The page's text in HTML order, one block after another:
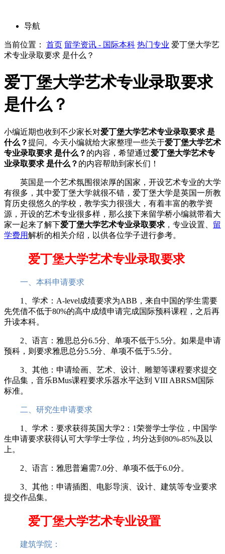
导航
当前位置： 首页 留学资讯 - 国际本科 热门专业 爱丁堡大学艺
术专业录取要求 是什么？
爱丁堡大学艺术专业录取要求
是什么？
小编近期也收到不少家长对爱丁堡大学艺术专业录取要求 是
什么？提问。今天小编就给大家整理一些关于爱丁堡大学艺术
专业录取要求 是什么？ 的内容，希望通过爱丁堡大学艺术专
业录取要求 是什么？ 的内容帮助到家长们！
英国是一个艺术氛围很浓厚的国家，开设艺术专业的大学
有很多，其中爱丁堡大学就很不错，爱丁堡大学是英国一所教
育历史很悠久的学校，教学实力很强大，有着丰富的教学资
源，开设的艺术专业很多样，那么接下来留学桥小编就带着大
家一起来了解下爱丁堡大学艺术专业录取要求 ，专业设置、 留
学费用解析的相关介绍，以供各位学子进行参考。
爱丁堡大学艺术专业录取要求
一、本科申请要求
1、学术：A-level成绩要求为ABB，来自中国的学生需要
先凭借不低于80%的高中成绩申请完成国际预科课程，之后再
升读本科。
2、语言：雅思总分6.5分、单项不低于5.5分。如果是申请
预科，则要求雅思总分5.5分、单项不低于5.5分。
3、其他：申请绘画、艺术、设计、雕塑等课程要求提交
作品集，音乐BMus课程要求乐器水平达到 VIII ABRSM国际
标准。
二、研究生申请要求
1、学术：要求获得英国大学2：1荣誉学士学位，中国学
生申请要求获得认可大学学士学位，均分达到80%-85%及以
上。
2、语言：雅思普遍需7.0分、单项不低于6.0分。
3、其他：申请插图、电影导演、设计、建筑等专业要求
提交作品集。
爱丁堡大学艺术专业设置
建筑学院：